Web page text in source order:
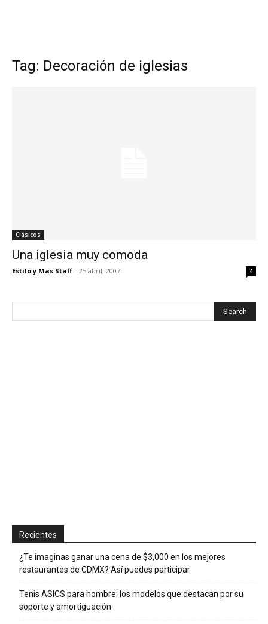
Tag: Decoración de iglesias
Clásicos
Una iglesia muy comoda
Estilo y Mas Staff - 25 abril, 2007 4
Recientes
¿Te imaginas ganar una cena de $3,000 en los mejores
restaurantes de CDMX? Así puedes participar
Tenis ASICS para hombre: los modelos que destacan por su
soporte y amortiguación